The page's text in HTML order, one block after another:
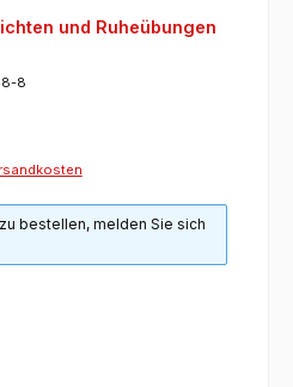
und Ruheübungen
8
bestellen, melden Sie sich